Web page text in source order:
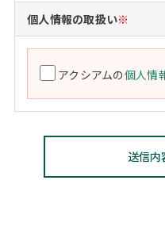
個人情報の取扱い※
アクシアムの個人情